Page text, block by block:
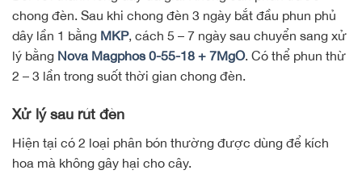
chong đèn. Sau khi chong đèn 3 ngày bắt đầu phun phủ
dây lần 1 bằng MKP, cách 5 – 7 ngày sau chuyển sang xử
lý bằng Nova Magphos 0-55-18 + 7MgO. Có thể phun thừ
2 – 3 lần trong suốt thời gian chong đèn.
Xử lý sau rút đèn
Hiện tại có 2 loại phân bón thường được dùng để kích
hoa mà không gây hại cho cây.